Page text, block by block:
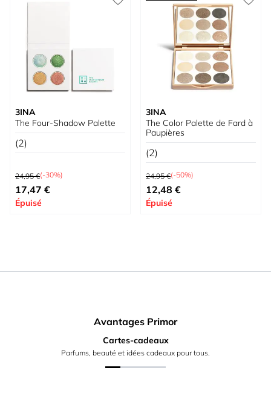
3INA
The Four-Shadow Palette
(2)
Prix normal
24,95 €(-30%)
Prix spécial
17,47 €
Épuisé
3INA
The Color Palette de Fard à
Paupières
(2)
Prix normal
24,95 €(-50%)
Prix spécial
12,48 €
Épuisé
Avantages Primor
Cartes-cadeaux
Parfums, beauté et idées cadeaux pour tous.